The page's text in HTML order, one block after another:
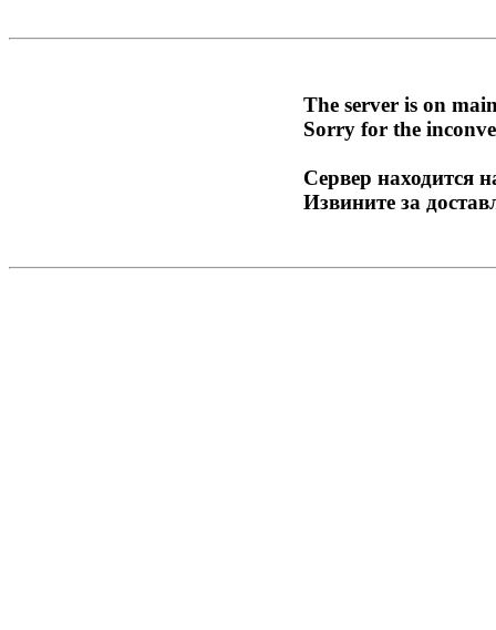
The server is on
Sorry for the
Сервер находится
Извините за